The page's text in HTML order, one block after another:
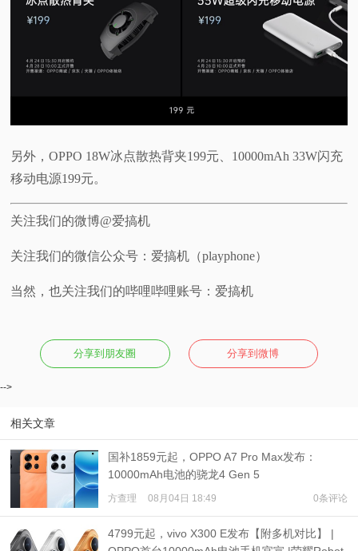
另外，OPPO 18W冰点散热背夹199元、10000mAh 33W闪充
移动电源199元。
关注我们的微博@爱搞机
关注我们的微信公众号：爱搞机（playphone）
当然，也关注我们的哔哩哔哩账号：爱搞机
分享到朋友圈 分享到微博
-->
相关文章
国补1859元起，OPPO A7 Pro Max发布：
10000mAh电池的骁龙4 Gen 5
方查理 08月04日 18:49 0条评论
4799元起，vivo X300 E发布【附多机对比】 |